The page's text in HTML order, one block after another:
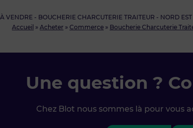
Accueil » Acheter » Commerce » Boucherie Charcuterie
À VENDRE - BOUCHERIE CHARCUTERIE TRAITEUR - NORD
Une question ?
Chez Blot nous sommes là pour vous